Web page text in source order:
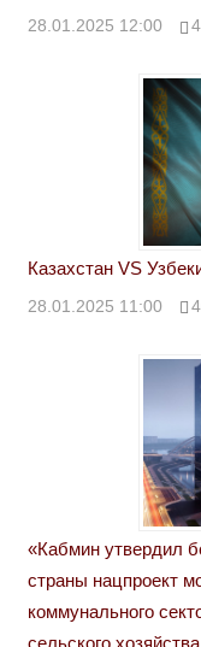
28.01.2025 12:00
Казахстан VS
28.01.2025 11:00
«Кабмин утвердил
страны нацпроект
коммунального
сельского